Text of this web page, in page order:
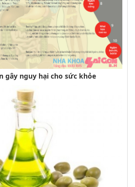
gây nguy hại cho sức khỏe